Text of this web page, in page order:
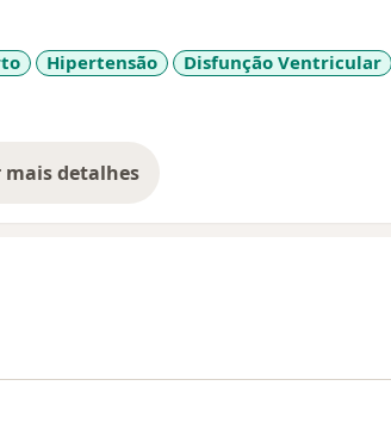
Hipertensão
Disfunção Ventricular
detalhes
sobre a experiência